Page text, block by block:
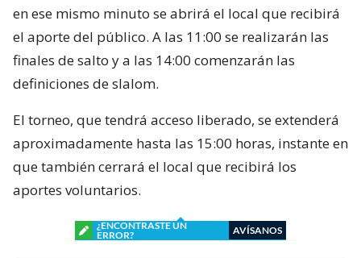
en ese mismo minuto se abrirá el local que recibirá
el aporte del público. A las 11:00 se realizarán las
finales de salto y a las 14:00 comenzarán las
definiciones de slalom.
El torneo, que tendrá acceso liberado, se extenderá
aproximadamente hasta las 15:00 horas, instante en
que también cerrará el local que recibirá los
aportes voluntarios.
¿ENCONTRASTE UN
ERROR?
AVÍSANOS